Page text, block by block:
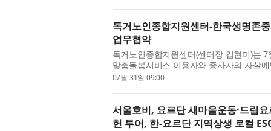
독거노인종합지원센터-한국생명존
업무협약
독거노인종합지원센터(센터장 김현미)는
맞춤돌봄서비스 이용자와 종사자의 자살
체결했다. 노인맞춤돌봄서비스는 일상생
07월 31일 09:00
서울호비, 요르단 새마을운동·드림
헌 투어, 한-요르단 지역상생 로컬